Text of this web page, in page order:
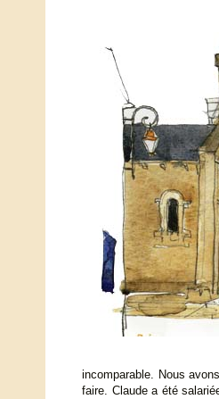
incomparable. Nous
faire. Claude a été